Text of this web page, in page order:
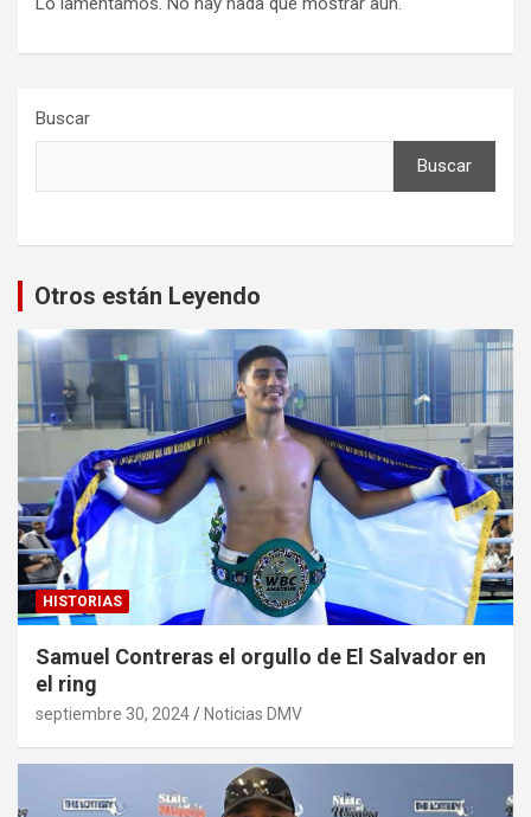
Buscar
Buscar
Otros están Leyendo
HISTORIAS
Samuel Contreras el orgullo de El Salvador en
el ring
septiembre 30, 2024 Noticias DMV